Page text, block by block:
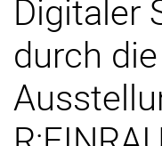
Digitaler
durch